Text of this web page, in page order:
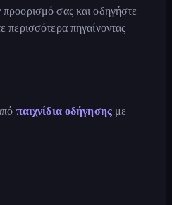
σας και οδηγήστε
περισσότερα πηγαίνοντας
παιχνίδια οδήγησηςμε